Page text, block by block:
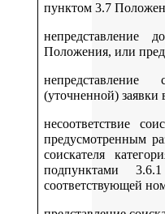
пунктом 3.7
непредставление
Положения, или
непредставление
(уточненной) заявки
несоответствие
предусмотренным
соискателя
подпунктами 3.6.1
соответствующей